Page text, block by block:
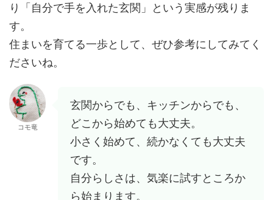
り「自分で手を入れた玄関」という実感が残りま
す。
住まいを育てる一歩として、ぜひ参考にしてみてく
ださいね。
コモ竜
玄関からでも、キッチンからでも、
どこから始めても大丈夫。
小さく始めて、続かなくても大丈夫
です。
自分らしさは、気楽に試すところか
ら始まります。